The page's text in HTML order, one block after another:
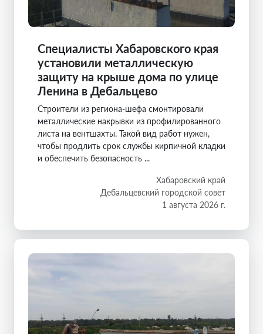
Специалисты Хабаровского края
установили металлическую
защиту на крыше дома по улице
Ленина в Дебальцево
Строители из региона-шефа смонтировали
металлические накрывки из профилированного
листа на вентшахты. Такой вид работ нужен,
чтобы продлить срок службы кирпичной кладки
и обеспечить безопасность ...
Хабаровский край
Дебальцевский городской совет
1 августа 2026 г.